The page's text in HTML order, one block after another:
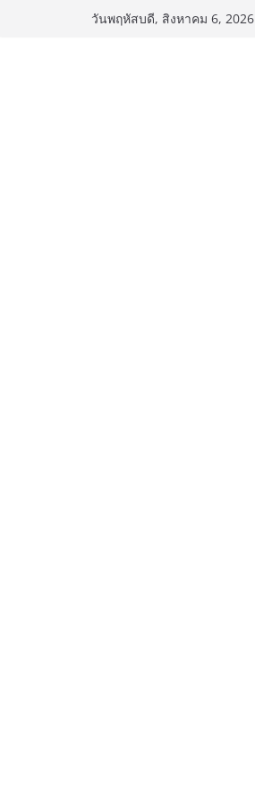
วันพฤหัสบดี, สิงหาคม 6, 2026